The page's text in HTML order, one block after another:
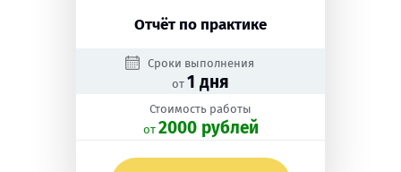
Отчёт по практике
Сроки выполнения
от 1 дня
Стоимость работы
oт 2000 рублей